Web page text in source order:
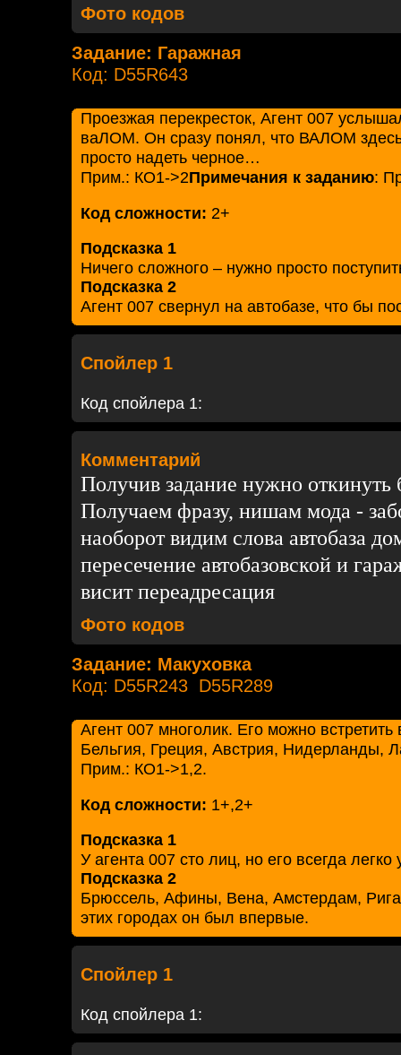
Фото кодов
Задание: Гаражная
Код: D55R643
Проезжая перекресток, Агент 007
ваЛОМ. Он сразу понял, что ВАЛОМ
просто надеть черное…
Прим.: КО1->2Примечания к заданию:
Код сложности: 2+
Подсказка 1
Ничего сложного – нужно просто
Подсказка 2
Агент 007 свернул на автобазе, что бы
Спойлер 1
Код спойлера 1:
Комментарий
Получив задание нужно
Получаем фразу, нишам мода -
наоборот видим слова автобаза
пересечение автобазовской и
висит переадресация
Фото кодов
Задание: Макуховка
Код: D55R243 D55R289
Агент 007 многолик. Его можно встретить
Бельгия, Греция, Австрия, Нидерланды,
Прим.: КО1->1,2.
Код сложности: 1+,2+
Подсказка 1
У агента 007 сто лиц, но его всегда
Подсказка 2
Брюссель, Афины, Вена, Амстердам,
этих городах он был впервые.
Спойлер 1
Код спойлера 1: